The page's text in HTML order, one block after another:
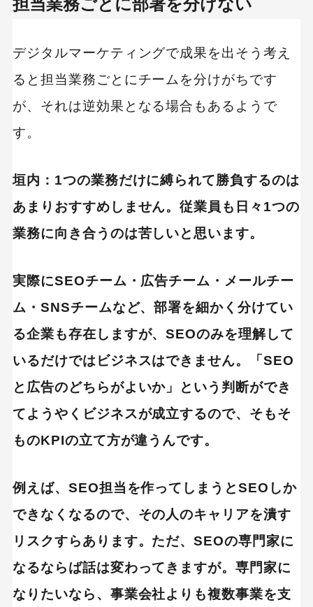
担当業務ごとに部署を分けない
デジタルマーケティングで成果を出そう考え
ると担当業務ごとにチームを分けがちです
が、それは逆効果となる場合もあるようで
す。
垣内：1つの業務だけに縛られて勝負するのは
あまりおすすめしません。従業員も日々1つの
業務に向き合うのは苦しいと思います。
実際にSEOチーム・広告チーム・メールチー
ム・SNSチームなど、部署を細かく分けてい
る企業も存在しますが、SEOのみを理解して
いるだけではビジネスはできません。「SEO
と広告のどちらがよいか」という判断ができ
てようやくビジネスが成立するので、そもそ
ものKPIの立て方が違うんです。
例えば、SEO担当を作ってしまうとSEOしか
できなくなるので、その人のキャリアを潰す
リスクすらあります。ただ、SEOの専門家に
なるならば話は変わってきますが。専門家に
なりたいなら、事業会社よりも複数事業を支